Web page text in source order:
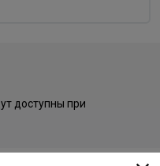
доступны при